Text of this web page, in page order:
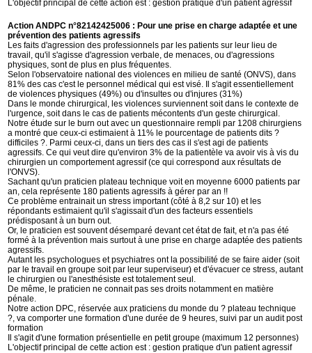
L'objectif principal de cette action est : gestion pratique d'un patient agressif
Action ANDPC n°82142425006 : Pour une prise en charge adaptée et une
prévention des patients agressifs
Les faits d'agression des professionnels par les patients sur leur lieu de
travail, qu'il s'agisse d'agression verbale, de menaces, ou d'agressions
physiques, sont de plus en plus fréquentes.
Selon l'observatoire national des violences en milieu de santé (ONVS), dans
81% des cas c'est le personnel médical qui est visé. Il s'agit essentiellement
de violences physiques (49%) ou d'insultes ou d'injures (31%)
Dans le monde chirurgical, les violences surviennent soit dans le contexte de
l'urgence, soit dans le cas de patients mécontents d'un geste chirurgical.
Notre étude sur le burn out avec un questionnaire rempli par 1208 chirurgiens
a montré que ceux-ci estimaient à 11% le pourcentage de patients dits ?
difficiles ?. Parmi ceux-ci, dans un tiers des cas il s'est agi de patients
agressifs. Ce qui veut dire qu'environ 3% de la patientèle va avoir vis à vis du
chirurgien un comportement agressif (ce qui correspond aux résultats de
l'ONVS).
Sachant qu'un praticien plateau technique voit en moyenne 6000 patients par
an, cela représente 180 patients agressifs à gérer par an !!
Ce problème entrainait un stress important (côté à 8,2 sur 10) et les
répondants estimaient qu'il s'agissait d'un des facteurs essentiels
prédisposant à un burn out.
Or, le praticien est souvent désemparé devant cet état de fait, et n'a pas été
formé à la prévention mais surtout à une prise en charge adaptée des patients
agressifs.
Autant les psychologues et psychiatres ont la possibilité de se faire aider (soit
par le travail en groupe soit par leur superviseur) et d'évacuer ce stress, autant
le chirurgien ou l'anesthésiste est totalement seul.
De même, le praticien ne connait pas ses droits notamment en matière
pénale.
Notre action DPC, réservée aux praticiens du monde du ? plateau technique
?, va comporter une formation d'une durée de 9 heures, suivi par un audit post
formation
Il s'agit d'une formation présentielle en petit groupe (maximum 12 personnes)
L'objectif principal de cette action est : gestion pratique d'un patient agressif